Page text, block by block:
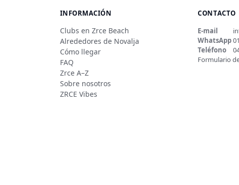
INFORMACIÓN
Clubs en Zrce Beach
Alrededores de Novalja
Cómo llegar
FAQ
Zrce A–Z
Sobre nosotros
ZRCE Vibes
CONTACTO
E-mail
WhatsApp
Teléfono
Formulario